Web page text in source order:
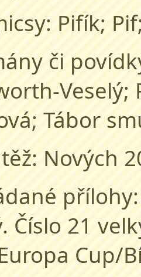
Pifík;
či
Veselý;
Tábor
Nových
Číslo 21
Cup/